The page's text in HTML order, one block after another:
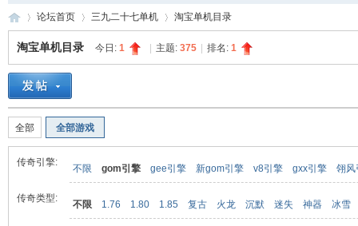
»
论坛首页 三九二十七单机 淘宝单机目录
淘宝单机目录 今日: 1 主题: 375 排名: 1
全部 全部游戏
传奇引擎:
不限 gom引擎 gee引擎 新gom引擎 v8引擎 gxx引擎 翎风
传奇类型:
不限 1.76 1.80 1.85 复古 火龙 沉默 迷失 神器 冰雪